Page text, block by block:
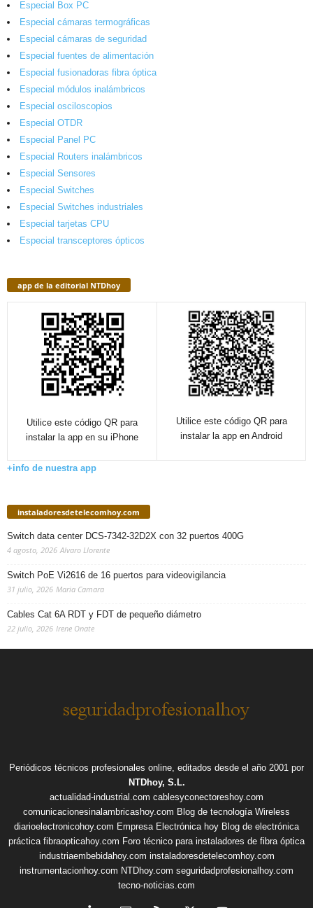
Especial Box PC
Especial cámaras termográficas
Especial cámaras de seguridad
Especial fuentes de alimentación
Especial fusionadoras fibra óptica
Especial módulos inalámbricos
Especial osciloscopios
Especial OTDR
Especial Panel PC
Especial Routers inalámbricos
Especial Sensores
Especial Switches
Especial Switches industriales
Especial tarjetas CPU
Especial transceptores ópticos
app de la editorial NTDhoy
Utilice este código QR para
instalar la app en su iPhone
Utilice este código QR para
instalar la app en Android
+info de nuestra app
instaladoresdetelecomhoy.com
Switch data center DCS-7342-32D2X con 32 puertos 400G
4 agosto, 2026 Alvaro Llorente
Switch PoE Vi2616 de 16 puertos para videovigilancia
31 julio, 2026 Maria Camara
Cables Cat 6A RDT y FDT de pequeño diámetro
22 julio, 2026 Irene Onate
Periódicos técnicos profesionales online, editados desde el año 2001 por
NTDhoy, S.L.
actualidad-industrial.com cablesyconectoreshoy.com
comunicacionesinalambricashoy.com Blog de tecnología Wireless
diarioelectronicohoy.com Empresa Electrónica hoy Blog de electrónica
práctica fibraopticahoy.com Foro técnico para instaladores de fibra óptica
industriaembebidahoy.com instaladoresdetelecomhoy.com
instrumentacionhoy.com NTDhoy.com seguridadprofesionalhoy.com
tecno-noticias.com